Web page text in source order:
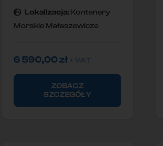
Lokallzacja: Kontenery
Morskie Małaszewicze
6 590,00zł
ZOBACZ
SZCZEGÓŁY